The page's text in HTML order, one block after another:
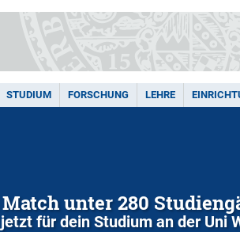
STUDIUM FORSCHUNG LEHRE
unter 280
für dein Studium an der Uni